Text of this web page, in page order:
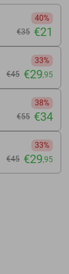
40%
€35 €21
33%
€45 €29,95
38%
€55 €34
33%
€45 €29,95